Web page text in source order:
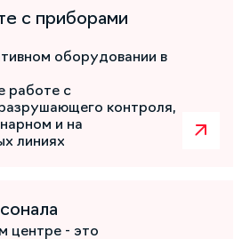
с приборами
оборудовании в
работе с
контроля,
и на
линиях
центре - это